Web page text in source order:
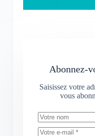
Abonnez-
Saisissez votre
vous